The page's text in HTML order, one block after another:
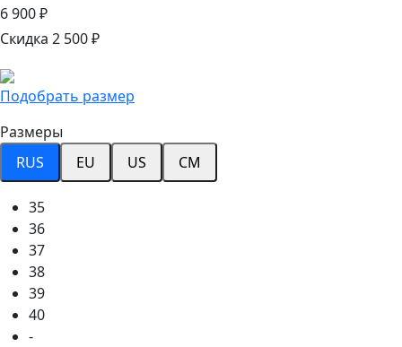
6 900 ₽
Скидка 2 500 ₽
Подобрать размер
Размеры
RUS
EU US CM
35
36
37
38
39
40
-